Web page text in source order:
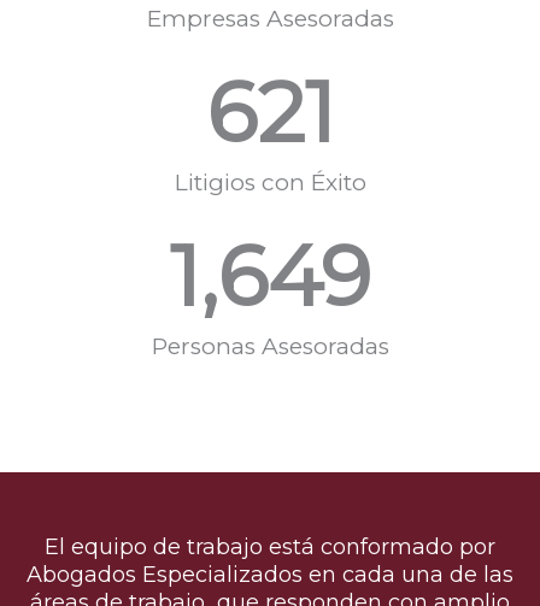
Empresas Asesoradas
Litigios con Éxito
621
Personas Asesoradas
1,649
El equipo de trabajo está conformado por
Abogados Especializados en cada una de las